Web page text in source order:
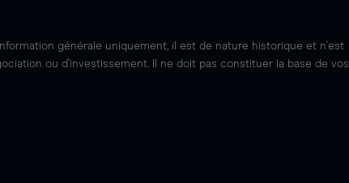
générale uniquement, il est de nature historique et n'est
ou d'investissement. Il ne doit pas constituer la base de vos